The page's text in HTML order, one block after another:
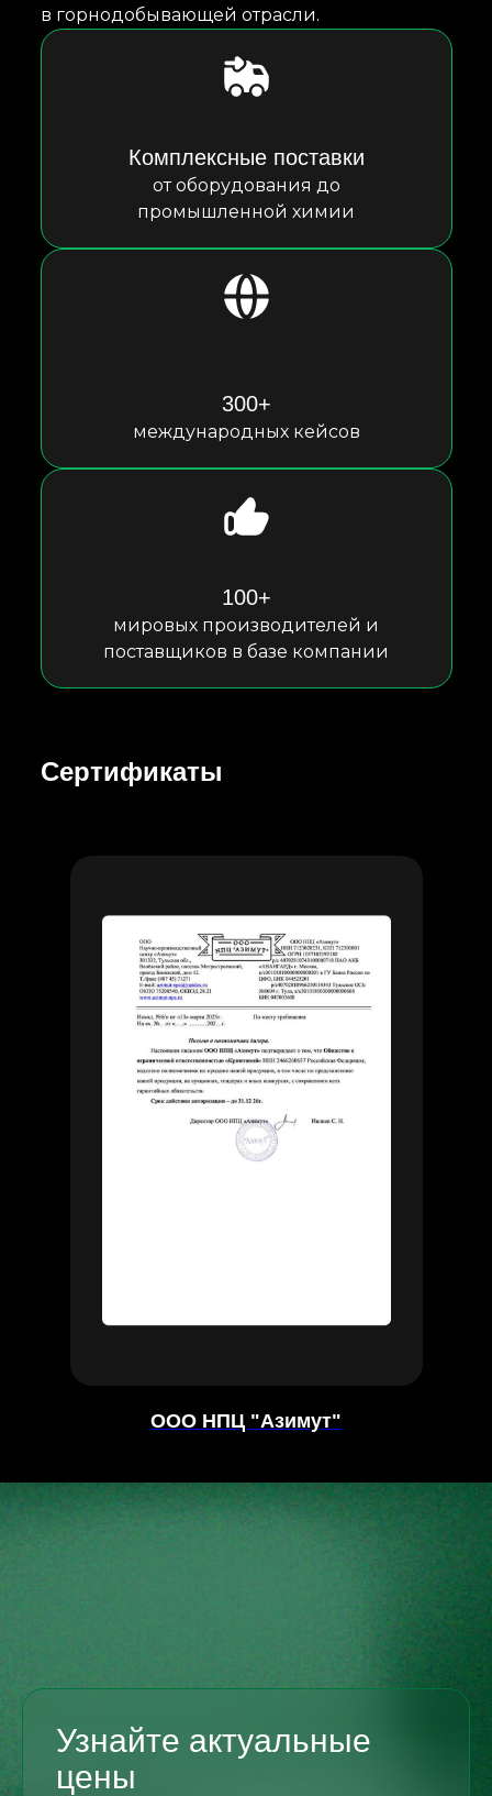
в горнодобывающей отрасли.
Комплексные поставки
от оборудования до
промышленной химии
300+
международных кейсов
100+
мировых производителей и
поставщиков в базе компании
Сертификаты
ООО НПЦ "Азимут"
Узнайте актуальные
цены